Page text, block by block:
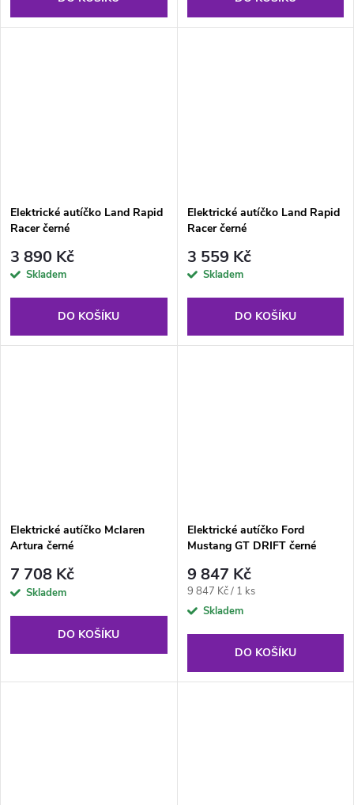
Elektrické autíčko Land Rapid
Racer černé
3 890 Kč
Skladem
DO KOŠÍKU
Elektrické autíčko Land Rapid
Racer černé
3 559 Kč
Skladem
DO KOŠÍKU
Elektrické autíčko Mclaren
Artura černé
7 708 Kč
Skladem
DO KOŠÍKU
Elektrické autíčko Ford
Mustang GT DRIFT černé
9 847 Kč
Měrná
cena:
9 847 Kč / 1 ks
Skladem
DO KOŠÍKU